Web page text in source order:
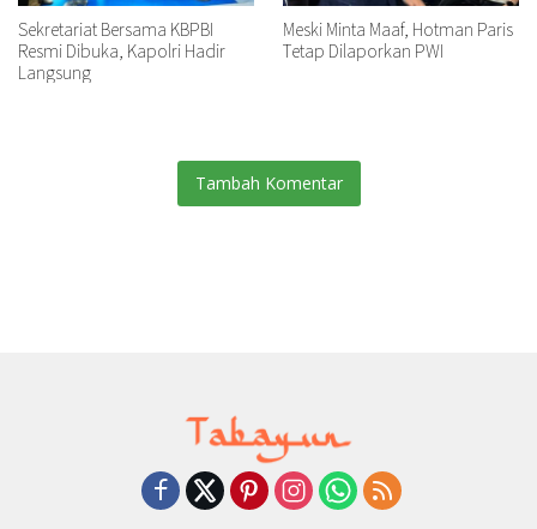
Sekretariat Bersama KBPBI
Resmi Dibuka, Kapolri Hadir
Langsung
Meski Minta Maaf, Hotman Paris
Tetap Dilaporkan PWI
Tambah Komentar